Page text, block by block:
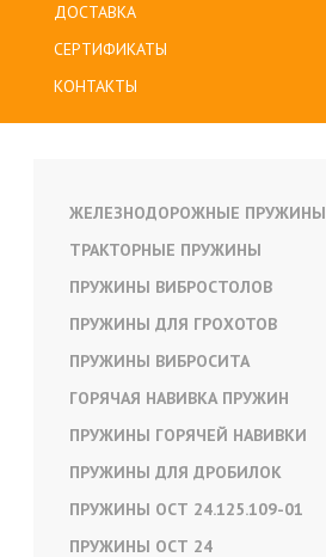
ДОСТАВКА
СЕРТИФИКАТЫ
КОНТАКТЫ
ЖЕЛЕЗНОДОРОЖНЫЕ ПРУЖИНЫ
ТРАКТОРНЫЕ ПРУЖИНЫ
ПРУЖИНЫ ВИБРОСТОЛОВ
ПРУЖИНЫ ДЛЯ ГРОХОТОВ
ПРУЖИНЫ ВИБРОСИТА
ГОРЯЧАЯ НАВИВКА ПРУЖИН
ПРУЖИНЫ ГОРЯЧЕЙ НАВИВКИ
ПРУЖИНЫ ДЛЯ ДРОБИЛОК
ПРУЖИНЫ ОСТ 24.125.109-01
ПРУЖИНЫ ОСТ 24